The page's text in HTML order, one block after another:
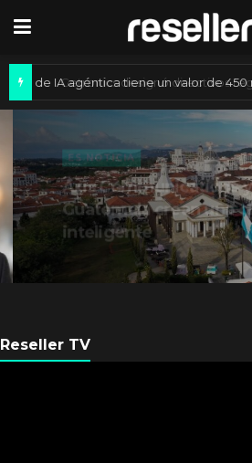
ES NOTICIA
Axis Communications y
Guatemala crean una ciudad
inteligente
Reseller TV